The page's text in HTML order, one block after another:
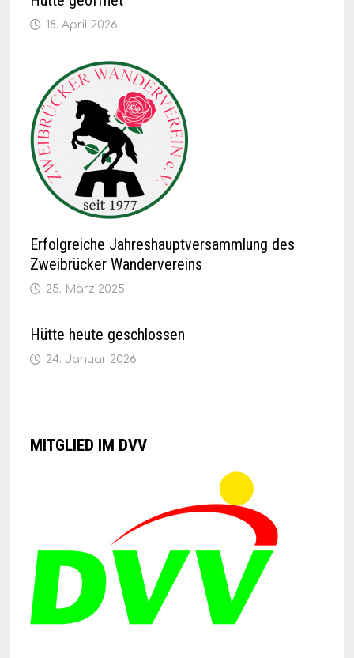
18. April 2026
Erfolgreiche Jahreshauptversammlung des
Zweibrücker Wandervereins
25. März 2025
Hütte heute geschlossen
24. Januar 2026
MITGLIED IM DVV